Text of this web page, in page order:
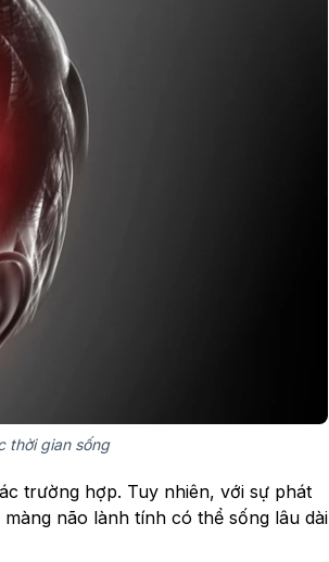
thời gian sống
trường hợp. Tuy nhiên, với sự phát
não lành tính có thể sống lâu dài